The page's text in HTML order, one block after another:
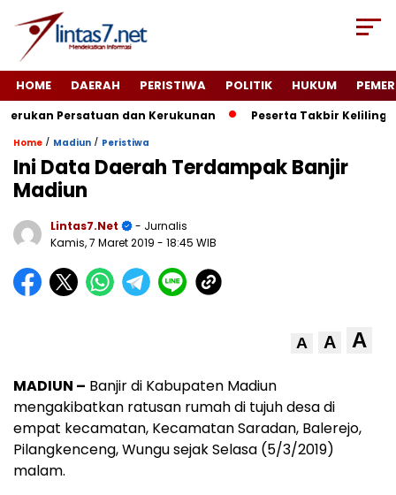
HOME DAERAH PERISTIWA POLITIK HUKUM
Persatuan dan Kerukunan Peserta Takbir Keliling Di
Home / Madiun / Peristiwa
Ini Data Daerah Terdampak Banjir
Madiun
Lintas7.net
- Jurnalis
Kamis, 7 Maret 2019 - 18:45 WIB
A A A
MADIUN – Banjir di Kabupaten Madiun
mengakibatkan ratusan rumah di tujuh desa di
empat kecamatan, Kecamatan Saradan, Balerejo,
Pilangkenceng, Wungu sejak Selasa (5/3/2019)
malam.